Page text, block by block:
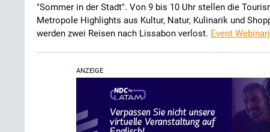
"Sommer in der Stadt". Von 9 bis 10 Uhr stellen die
Metropole Highlights aus Kultur, Natur, Kulinarik und
werden zwei Reisen nach Lissabon verlost. Event
ANZEIGE